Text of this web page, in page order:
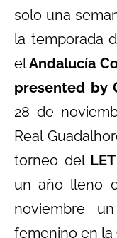
solo una
la temporada
elAndalucía
presented by
28 de
Real
torneo del LET
un año lleno
noviembre
femenino en la